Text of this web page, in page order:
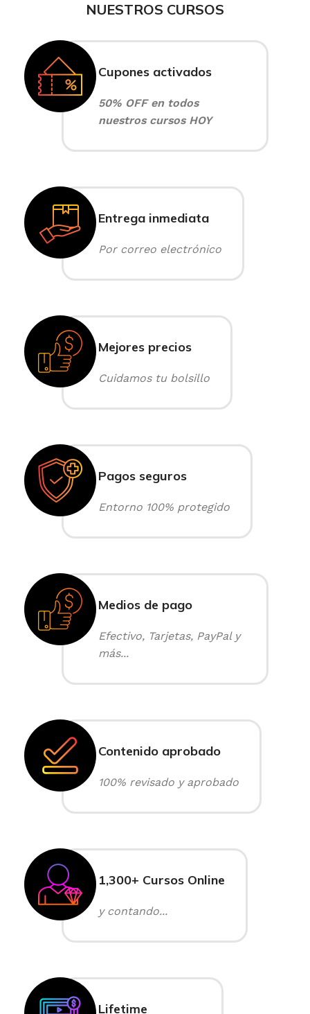
NUESTROS CURSOS
Cupones activados
50% OFF en todos
nuestros cursos HOY
Entrega inmediata
Por correo electrónico
Mejores precios
Cuidamos tu bolsillo
Pagos seguros
Entorno 100% protegido
Medios de pago
Efectivo, Tarjetas, PayPal y
más...
Contenido aprobado
100% revisado y aprobado
1,300+ Cursos Online
y contando...
Lifetime